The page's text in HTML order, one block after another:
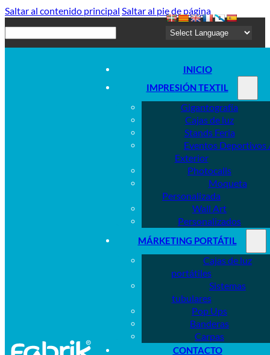
Saltar al contenido principal Saltar al pie de página
INICIO
IMPRESIÓN TEXTIL
Gigantografía
Cajas de luz
Stands Feria
Eventos Deportivos
Exterior
Photocalls
Moqueta
Personalizada
Wall Art
Personalizados
MÁRKETING PORTÁTIL
Cajas de luz
portátiles
Sistemas
tubulares
Pop Ups
Banderas
Carpas
CONTACTO